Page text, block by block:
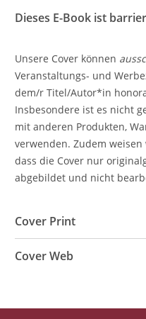
Dieses E-Book ist
Unsere Cover können
Veranstaltungs- und
dem/r Titel/Autor*in
Insbesondere ist es nicht
mit anderen Produkten,
verwenden. Zudem
dass die Cover nur
abgebildet und nicht
Cover Print
Cover Web